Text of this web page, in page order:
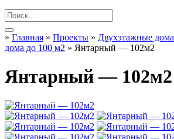
» Главная » Проекты » Двухэтажные дома
дома до 100 м2 » Янтарный — 102м2
Янтарный — 102м2